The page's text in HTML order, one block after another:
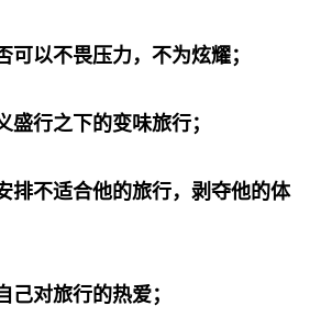
可以不畏压力，不为炫耀；
盛行之下的变味旅行；
排不适合他的旅行，剥夺他的体
己对旅行的热爱；